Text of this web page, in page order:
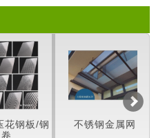
不锈钢金属网 镜面 /